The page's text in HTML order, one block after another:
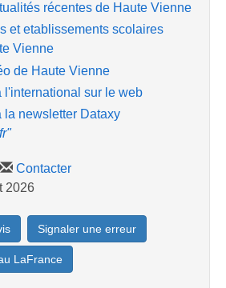
récentes de Haute Vienne
et etablissements scolaires
Vienne
de Haute Vienne
l'international sur le web
la newsletter Dataxy
Contacter
2026
Signaler une erreur
LaFrance